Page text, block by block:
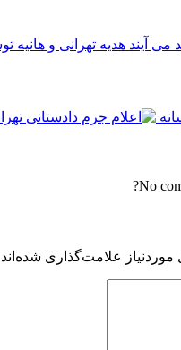
هدیه تهرانی و هانیه
No
علامت‌گذاری شده‌اند